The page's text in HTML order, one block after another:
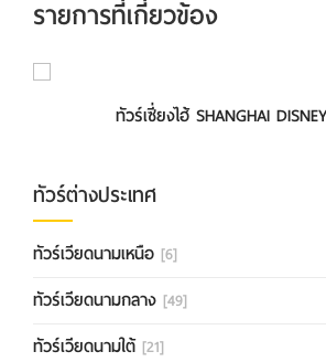
รายการที่เกี่ยวข้อง
ทัวร์เซี่ยงไฮ้ SHANGHAI
ทัวร์เซี่ยงไฮ้-ดิสนีย์แลนด์-อู๋
ทัวร์ต่างประเทศ
ทัวร์เวียดนามเหนือ [6]
ทัวร์เวียดนามกลาง [49]
ทัวร์เวียดนามใต้ [21]